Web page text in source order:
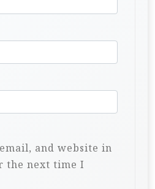
and website in
the next time I